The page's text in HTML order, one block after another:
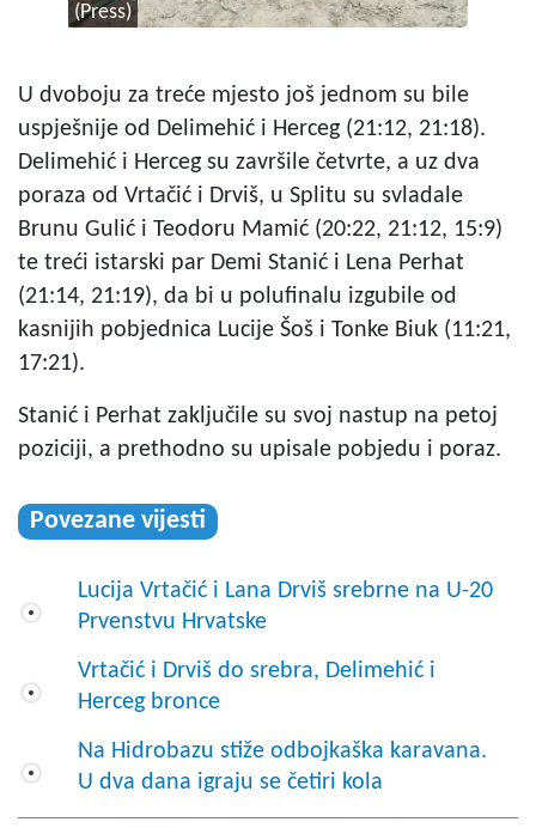
(Press)
U dvoboju za treće mjesto još jednom su bile
uspješnije od Delimehić i Herceg (21:12, 21:18).
Delimehić i Herceg su završile četvrte, a uz dva
poraza od Vrtačić i Drviš, u Splitu su svladale
Brunu Gulić i Teodoru Mamić (20:22, 21:12, 15:9)
te treći istarski par Demi Stanić i Lena Perhat
(21:14, 21:19), da bi u polufinalu izgubile od
kasnijih pobjednica Lucije Šoš i Tonke Biuk (11:21,
17:21).
Stanić i Perhat zaključile su svoj nastup na petoj
poziciji, a prethodno su upisale pobjedu i poraz.
Povezane vijesti
Lucija Vrtačić i Lana Drviš srebrne na U-20
Prvenstvu Hrvatske
Vrtačić i Drviš do srebra, Delimehić i
Herceg bronce
Na Hidrobazu stiže odbojkaška karavana.
U dva dana igraju se četiri kola